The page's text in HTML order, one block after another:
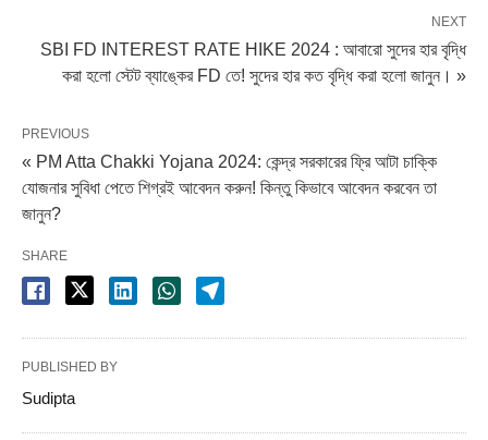
NEXT
SBI FD INTEREST RATE HIKE 2024 : আবারো সুদের হার বৃদ্ধি
করা হলো স্টেট ব্যাঙ্কের FD তে! সুদের হার কত বৃদ্ধি করা হলো জানুন। »
PREVIOUS
« PM Atta Chakki Yojana 2024: কেন্দ্র সরকারের ফ্রি আটা চাক্কি
যোজনার সুবিধা পেতে শিগ্রই আবেদন করুন! কিন্তু কিভাবে আবেদন করবেন তা
জানুন?
SHARE
PUBLISHED BY
Sudipta